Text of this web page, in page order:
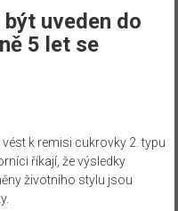
uveden do
5 let se
k remisi cukrovky 2. typu
říkají, že výsledky
životního stylu jsou